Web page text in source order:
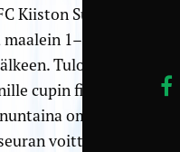
Kiiston Suomen
1–3 (0–1)
Tulos vie
cupin finaaliin,
omassa
voittanut FC